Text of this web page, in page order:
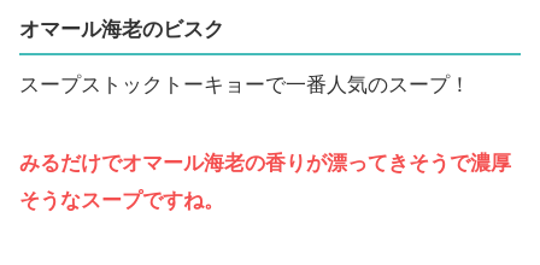
オマール海老のビスク
スープストックトーキョーで一番人気のスープ！
みるだけでオマール海老の香りが漂ってきそうで濃厚
そうなスープですね。